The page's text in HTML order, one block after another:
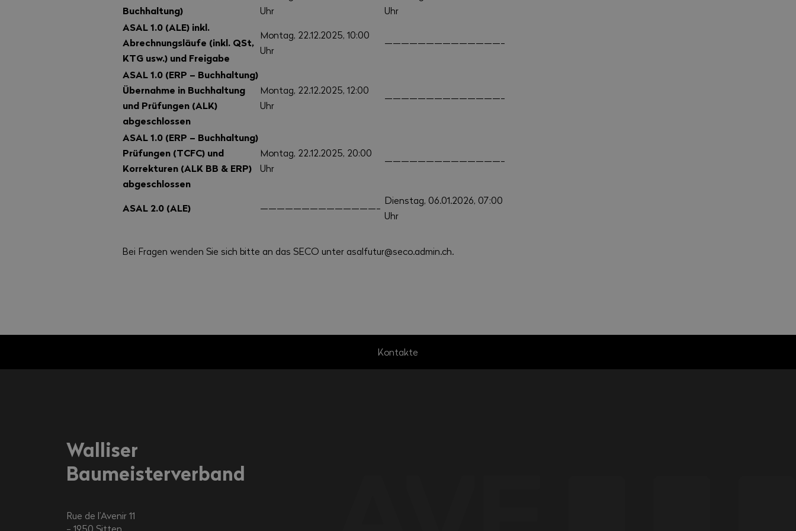
Buchhaltung)
Uhr
Uhr
ASAL 1.0 (ALE) inkl.
Abrechnungsläufe (inkl. QSt,
KTG usw.) und Freigabe
Montag, 22.12.2025, 10:00
Uhr
——————————————-
ASAL 1.0 (ERP – Buchhaltung)
Übernahme in Buchhaltung
und Prüfungen (ALK)
abgeschlossen
Montag, 22.12.2025, 12:00
Uhr
——————————————-
ASAL 1.0 (ERP – Buchhaltung)
Prüfungen (TCFC) und
Korrekturen (ALK BB & ERP)
abgeschlossen
Montag, 22.12.2025, 20:00
Uhr
——————————————-
ASAL 2.0 (ALE) ——————————————-
Dienstag, 06.01.2026, 07:00
Uhr
Bei Fragen wenden Sie sich bitte an das SECO unter asalfutur@seco.admin.ch.
Kontakte
Walliser
Baumeisterverband
Rue de l’Avenir 11
1950 Sitten